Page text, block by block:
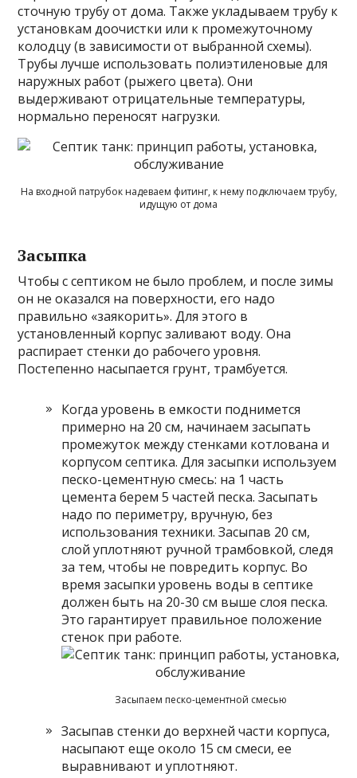
сточную трубу от дома. Также укладываем трубу к
установкам доочистки или к промежуточному
колодцу (в зависимости от выбранной схемы).
Трубы лучше использовать полиэтиленовые для
наружных работ (рыжего цвета). Они
выдерживают отрицательные температуры,
нормально переносят нагрузки.
На входной патрубок надеваем фитинг, к нему подключаем трубу,
идущую от дома
Засыпка
Чтобы с септиком не было проблем, и после зимы
он не оказался на поверхности, его надо
правильно «заякорить». Для этого в
установленный корпус заливают воду. Она
распирает стенки до рабочего уровня.
Постепенно насыпается грунт, трамбуется.
Когда уровень в емкости поднимется
примерно на 20 см, начинаем засыпать
промежуток между стенками котлована и
корпусом септика. Для засыпки используем
песко-цементную смесь: на 1 часть
цемента берем 5 частей песка. Засыпать
надо по периметру, вручную, без
использования техники. Засыпав 20 см,
слой уплотняют ручной трамбовкой, следя
за тем, чтобы не повредить корпус. Во
время засыпки уровень воды в септике
должен быть на 20-30 см выше слоя песка.
Это гарантирует правильное положение
стенок при работе.
Засыпаем песко-цементной смесью
Засыпав стенки до верхней части корпуса,
насыпают еще около 15 см смеси, ее
выравнивают и уплотняют.